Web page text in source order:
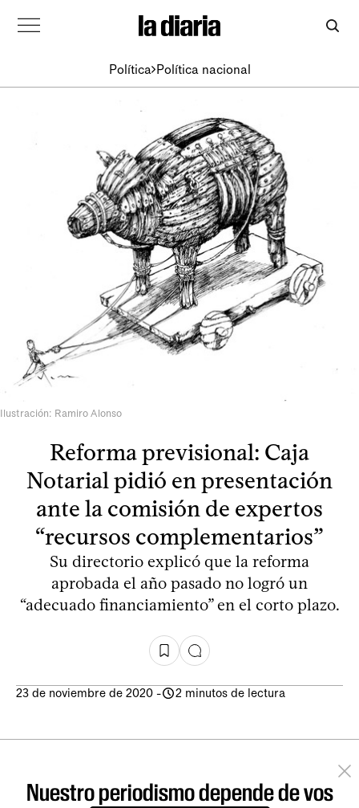
Política Política nacional
Ilustración: Ramiro Alonso
Reforma previsional: Caja
Notarial pidió en presentación
ante la comisión de expertos
“recursos complementarios”
Su directorio explicó que la reforma
aprobada el año pasado no logró un
“adecuado financiamiento” en el corto plazo.
23 de noviembre de 2020 - 2 minutos de lectura
Nuestro periodismo depende de vos